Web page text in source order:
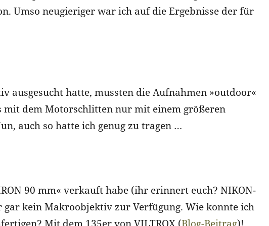
Umso neugieriger war ich auf die Ergebnisse der für
ausgesucht hatte, mussten die Aufnahmen »outdoor«
mit dem Motorschlitten nur mit einem größeren
auch so hatte ich genug zu tragen …
90 mm« verkauft habe (ihr erinnert euch? NIKON-
gar kein Makroobjektiv zur Verfügung. Wie konnte ich